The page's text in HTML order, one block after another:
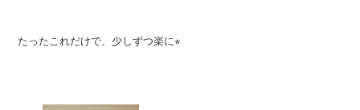
たったこれだけで、少しずつ楽に⭐︎